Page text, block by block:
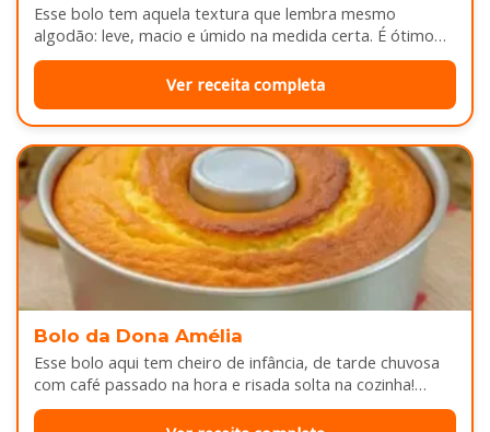
Esse bolo tem aquela textura que lembra mesmo
algodão: leve, macio e úmido na medida certa. É ótimo
pra servir…
Ver receita completa
Bolo da Dona Amélia
Esse bolo aqui tem cheiro de infância, de tarde chuvosa
com café passado na hora e risada solta na cozinha!…